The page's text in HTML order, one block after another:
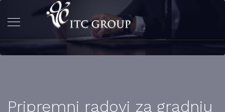
Pripremni radovi za gradnju